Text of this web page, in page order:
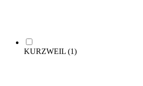
KURZWEIL (1)